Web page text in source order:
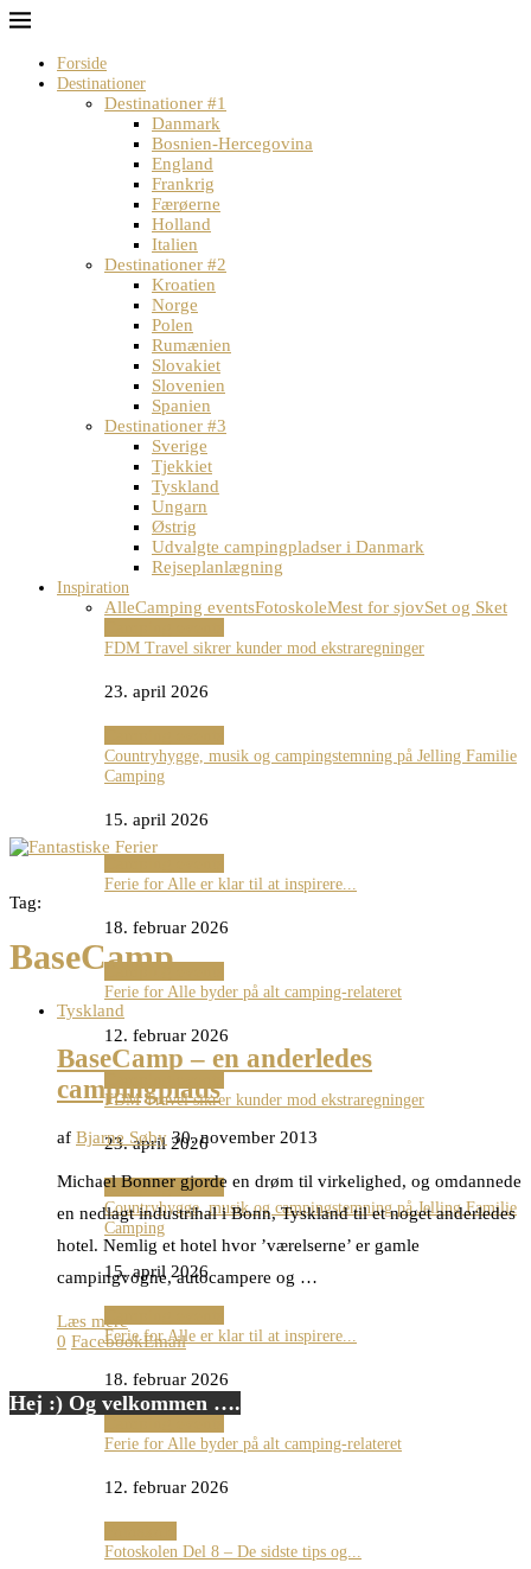
Forside
Destinationer
Destinationer #1
Danmark
Bosnien-Hercegovina
England
Frankrig
Færøerne
Holland
Italien
Destinationer #2
Kroatien
Norge
Polen
Rumænien
Slovakiet
Slovenien
Spanien
Destinationer #3
Sverige
Tjekkiet
Tyskland
Ungarn
Østrig
Udvalgte campingpladser i Danmark
Rejseplanlægning
Inspiration
AlleCamping eventsFotoskoleMest for sjovSet og Sket
FDM Travel sikrer kunder mod ekstraregninger
23. april 2026
Countryhygge, musik og campingstemning på Jelling Familie
Camping
15. april 2026
Ferie for Alle er klar til at inspirere...
18. februar 2026
Ferie for Alle byder på alt camping-relateret
12. februar 2026
FDM Travel sikrer kunder mod ekstraregninger
23. april 2026
Camping events
Countryhygge, musik og campingstemning på Jelling Familie
Camping
15. april 2026
Ferie for Alle er klar til at inspirere...
18. februar 2026
Ferie for Alle byder på alt camping-relateret
12. februar 2026
Fotoskolen Del 8 – De sidste tips og...
Tag:
BaseCamp
Tyskland
BaseCamp – en anderledes
campingplads
af Bjarne Søby 30. november 2013
Michael Bonner gjorde en drøm til virkelighed, og omdannede
en nedlagt industrihal i Bonn, Tyskland til et noget anderledes
hotel. Nemlig et hotel hvor ’værelserne’ er gamle
campingvogne, autocampere og …
Læs mere
0 FacebookEmail
Hej :) Og velkommen ….